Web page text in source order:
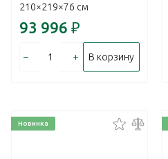
210×219×76 см
93 996 ₽
– + В корзину
Новинка